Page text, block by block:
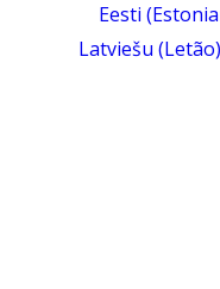
Eesti (
Latviešu (Letão)